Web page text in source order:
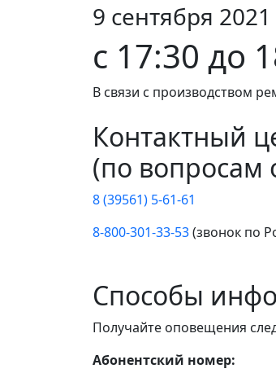
9 сентября 2021
с 17:30 до
В связи с производством
Контактный
(по вопросам
8 (39561) 5-61-61
8-800-301-33-53(звонок по
Способы
Получайте оповещения
Абонентский номер: